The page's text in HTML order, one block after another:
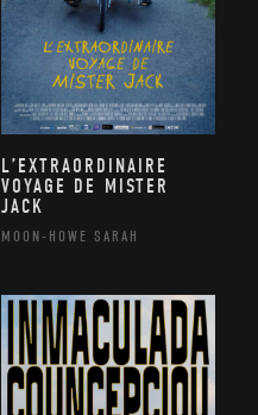
L’EXTRAORDINAIRE
VOYAGE DE MISTER
JACK
MOON-HOWE SARAH